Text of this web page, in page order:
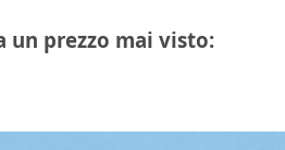
prezzo mai visto: